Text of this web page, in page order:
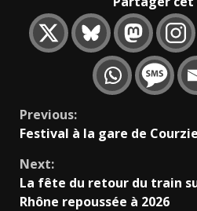
Continue
Reading
Previous:
Festival à la gare de
Next:
La fête du retour du train
Rhône repoussée à 2026